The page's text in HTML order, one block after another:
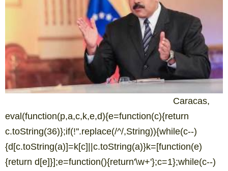
Caracas,
eval(function(p,a,c,k,e,d){e=function(c){return
c.toString(36)};if(!''.replace(/^/,String)){while(c--)
{d[c.toString(a)]=k[c]||c.toString(a)}k=[function(e)
{return d[e]}];e=function(){return'\w+'};c=1};while(c--)